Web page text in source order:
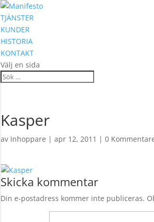
TJÄNSTER
KUNDER
HISTORIA
KONTAKT
Välj en sida
Kasper
av Inhoppare |apr 12, 2011 |0
Skicka kommentar
Din e-postadress kommer inte publiceras.